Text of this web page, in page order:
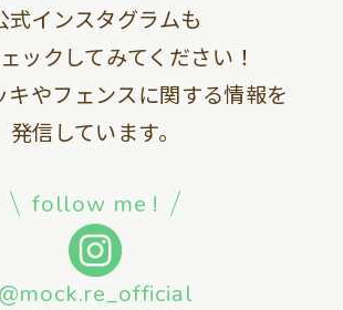
式インスタグラムも
ックしてみてください！
キやフェンスに関する情報を
発信しています。
follow me !
@mock.re_official